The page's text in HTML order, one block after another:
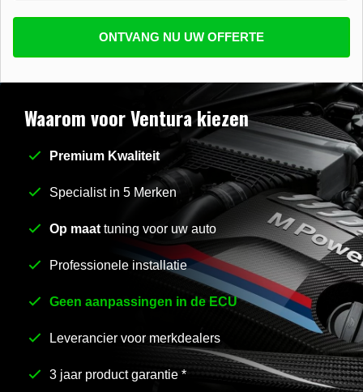
Stel uw vraag*
ONTVANG NU UW OFFERTE
Waarom voor Ventura kiezen
Premium Kwaliteit
Specialist in 5 Merken
Op maat tuning voor uw auto
Professionele installatie
Geen aanpassingen in de ECU
Leverancier voor merkdealers
3 jaar product garantie *